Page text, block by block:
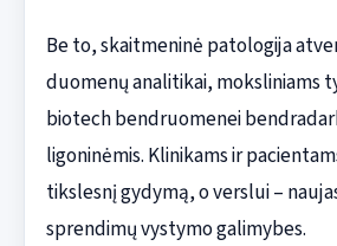
Be to, skaitmeninė patologija
duomenų analitikai, moksliniams
biotech bendruomenei
ligoninėmis. Klinikams ir
tikslesnį gydymą, o verslui –
sprendimų vystymo galimybes.